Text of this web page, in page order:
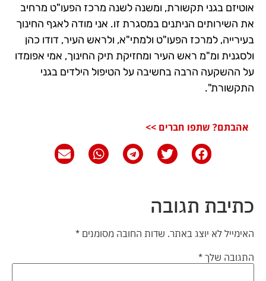
אוטיזם בגני תקשורת, ומשנה לשנה מרכז הפעו"ט מרחיב
את השירותים הניתנים במסגרת זו. אני מודה לאגף החינוך
בעירייה, למרכז הפעו"ט ולמתי"א, ולראש העיר, דודו כהן
ולסגנית ומ"מ ראש העיר ומחזיקת תיק החינוך, אמי אפומדו
על ההשקעה הרבה בחשיבה על הטיפול הילדים בגני
התקשורת".
אהבתם? שתפו חברים >>
כתיבת תגובה
האימייל לא יוצג באתר. שדות החובה מסומנים *
התגובה שלך *